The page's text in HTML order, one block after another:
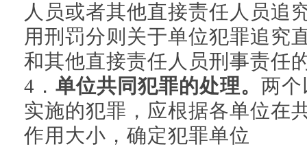
人员或者其他直接责任人员追
用刑罚分则关于单位犯罪追究
和其他直接责任人员刑事责任
4． 单位共同犯罪的处理。 两个
实施的犯罪，应根据各单位在
作用大小，确定犯罪单位